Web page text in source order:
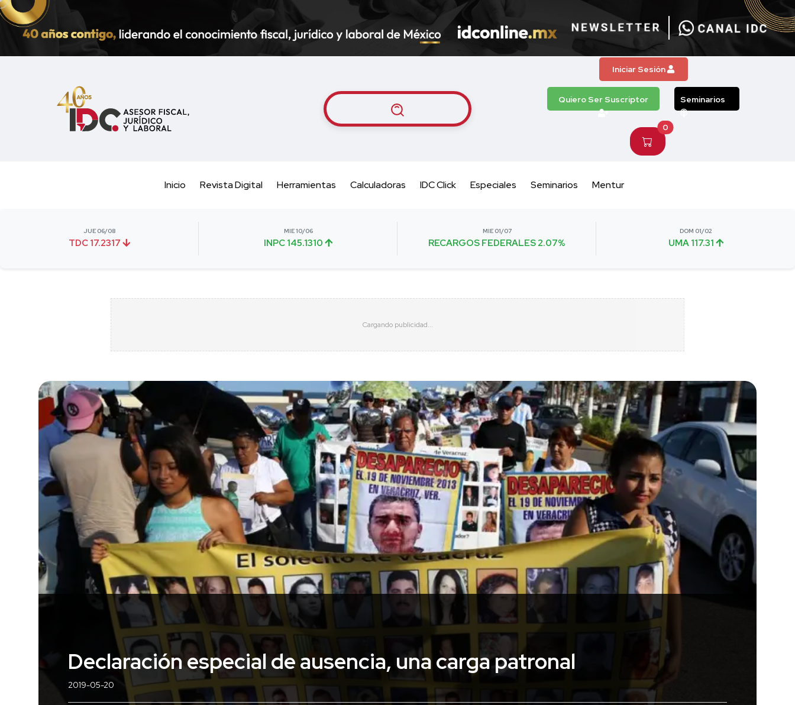
Iniciar Sesión
Quiero Ser Suscriptor Seminarios
0
Inicio Revista Digital Herramientas Calculadoras IDC Click Especiales Seminarios Mentur
JUE 06/08
TDC 17.2317
MIE 10/06
INPC 145.1310
MIE 01/07
RECARGOS FEDERALES 2.07%
DOM 01/02
UMA 117.31
Declaración especial de ausencia, una carga patronal
2019-05-20